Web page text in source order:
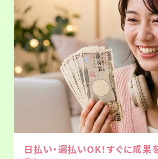
日払い・週払いOK！すぐに成果